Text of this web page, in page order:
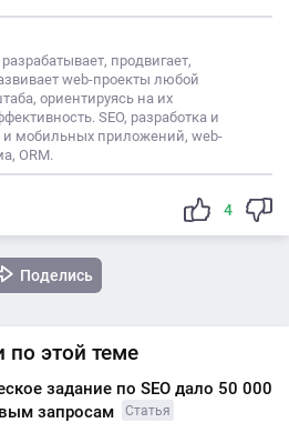
продвигает,
web-проекты любой
ориентируясь на их
SEO, разработка и
и мобильных приложений, web-
ORM.
4
Поделись
по этой теме
задание по SEO дало 50 000
запросам
Статья